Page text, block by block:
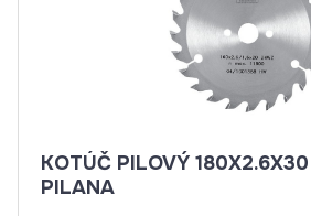
KOTÚČ PILOVÝ
PILANA